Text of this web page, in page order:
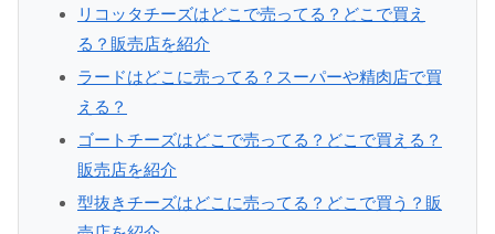
リコッタチーズはどこで売ってる？どこで買え
る？販売店を紹介
ラードはどこに売ってる？スーパーや精肉店で買
える？
ゴートチーズはどこで売ってる？どこで買える？
販売店を紹介
型抜きチーズはどこに売ってる？どこで買う？販